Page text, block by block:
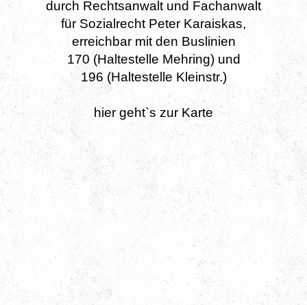
durch Rechtsanwalt und Fachanwalt
für Sozialrecht Peter Karaiskas,
erreichbar mit den Buslinien
170 (Haltestelle Mehring) und
196 (Haltestelle Kleinstr.)
hier geht`s zur Karte